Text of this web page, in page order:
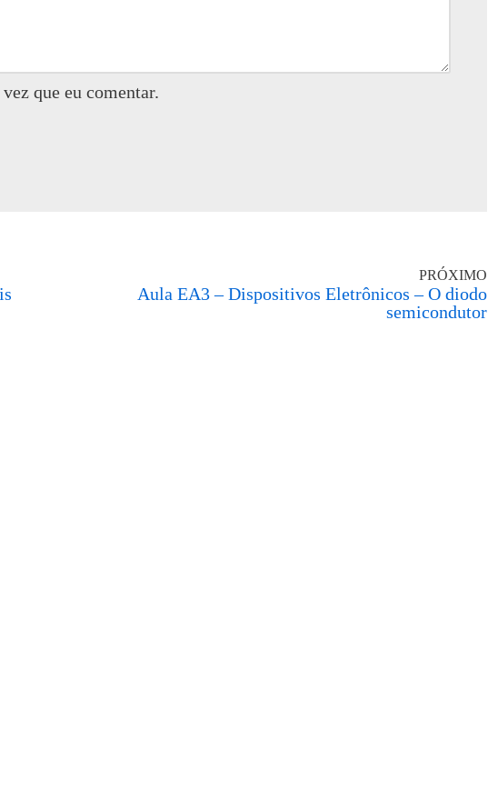
que eu comentar.
PRÓXIMO
Aula EA3 – Dispositivos Eletrônicos – O diodo
semicondutor